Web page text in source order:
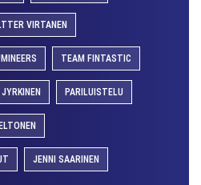
VIRTANEN
TEAM FINTASTIC
PARILUISTELU
JENNI SAARINEN